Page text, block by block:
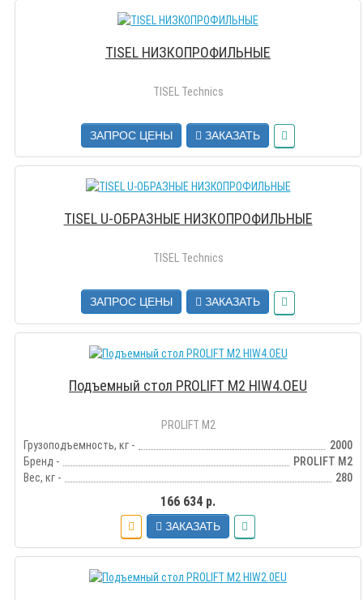
TISEL НИЗКОПРОФИЛЬНЫЕ
TISEL Technics
ЗАПРОС ЦЕНЫ ЗАКАЗАТЬ
TISEL U-ОБРАЗНЫЕ НИЗКОПРОФИЛЬНЫЕ
TISEL Technics
ЗАПРОС ЦЕНЫ ЗАКАЗАТЬ
Подъемный стол PROLIFT M2 HIW4.OEU
PROLIFT M2
Грузоподъемность, кг -
2000
Бренд -
PROLIFT M2
Вес, кг -
280
166 634 р.
ЗАКАЗАТЬ